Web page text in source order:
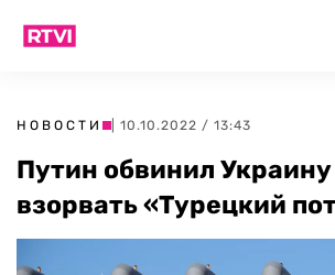
НОВОСТИ | 10.10.2022 / 13:43
Путин обвинил
взорвать «Турецкий